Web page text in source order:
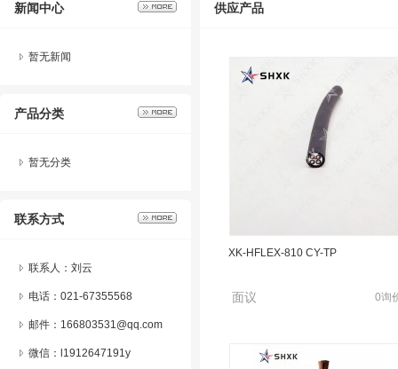
新闻中心
暂无新闻
产品分类
暂无分类
联系方式
联系人：刘云
电话：021-67355568
邮件：166803531@qq.com
微信： l1912647191y
供应产品
XK-HFLEX-810 CY-TP
面议 0询